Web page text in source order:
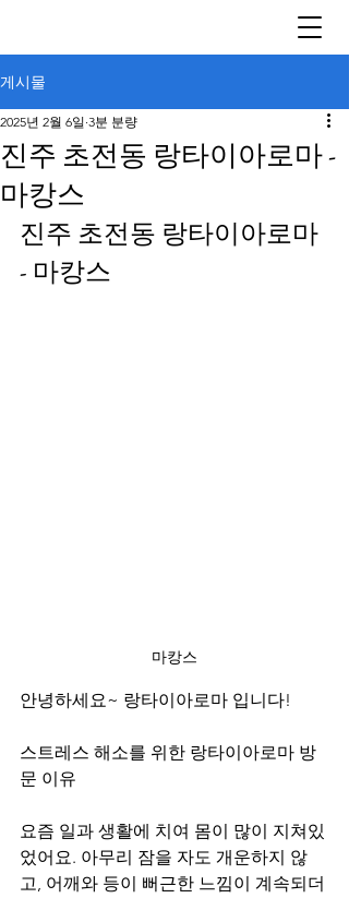
게시물
진주 초전동 랑타이아로마 -
마캉스
2025년 2월 6일 3분 분량
진주 초전동 랑타이아로마
- 마캉스
마캉스
안녕하세요~ 랑타이아로마 입니다!
스트레스 해소를 위한 랑타이아로마 방
문 이유
요즘 일과 생활에 치여 몸이 많이 지쳐있
었어요. 아무리 잠을 자도 개운하지 않
고, 어깨와 등이 뻐근한 느낌이 계속되더